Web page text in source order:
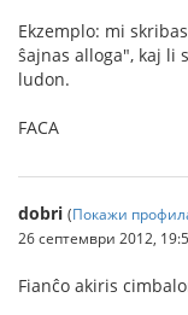
Ekzemplo: mi
ŝajnas alloga", kaj li
ludon.
FACA
dobri (Покажи
26 септември 2012,
Fianĉo akiris